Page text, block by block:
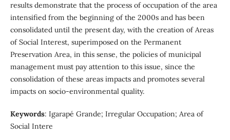
results demonstrate that the process of occupation of the area
intensified from the beginning of the 2000s and has been
consolidated until the present day, with the creation of Areas
of Social Interest, superimposed on the Permanent
Preservation Area, in this sense, the policies of municipal
management must pay attention to this issue, since the
consolidation of these areas impacts and promotes several
impacts on socio-environmental quality.
Keywords: Igarapé Grande; Irregular Occupation; Area of
Social Intere